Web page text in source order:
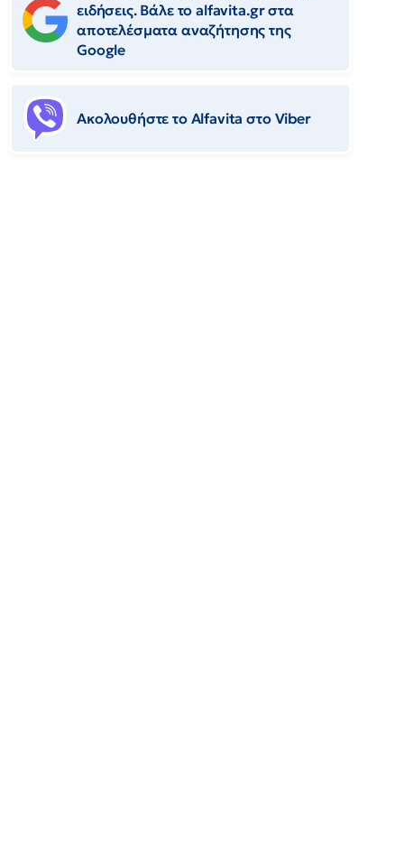
ειδήσεις. Βάλε το alfavita.gr στα
αποτελέσματα αναζήτησης της
Google
Ακολουθήστε το Αlfavita στο Viber